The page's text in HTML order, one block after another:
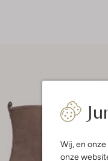
Wij, en onze
onze